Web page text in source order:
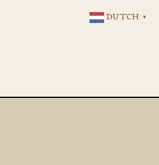
DUTCH ▼